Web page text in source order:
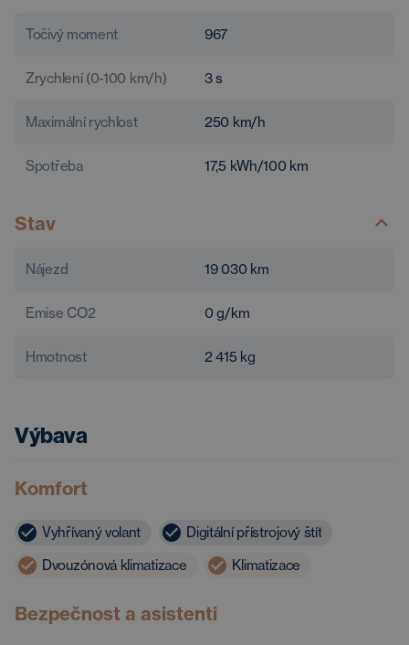
Točivý moment 967
Zrychlení (0-100 km/h) 3s
Maximální rychlost 250 km/h
Spotřeba 17,5 kWh/100 km
Stav
Nájezd 19 030 km
Emise CO2 0 g/km
Hmotnost 2 415 kg
Výbava
Komfort
Vyhřívaný volant
Digitální přístrojový štít
Dvouzónová klimatizace
Klimatizace
Bezpečnost a asistenti